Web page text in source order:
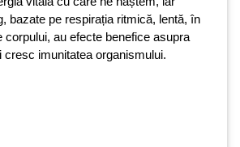
bazate pe respirația ritmică, lentă, în
au efecte benefice asupra
imunitatea organismului.